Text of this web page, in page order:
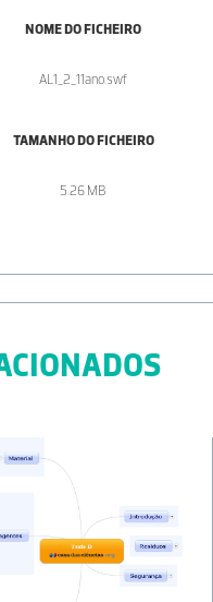
NOME DO FICHEIRO
AL1_2_11ano.swf
TAMANHO DO FICHEIRO
5.26 MB